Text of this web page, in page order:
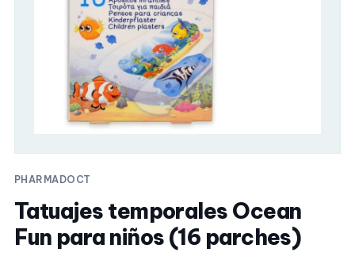
PHARMADOCT
Tatuajes temporales Ocean
Fun para niños (16 parches)